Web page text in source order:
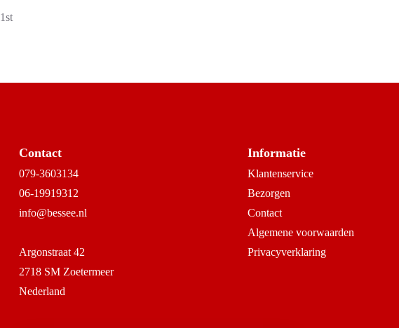
1st
Contact
079-3603134
06-19919312
info@bessee.nl
Argonstraat 42
2718 SM Zoetermeer
Nederland
Informatie
Klantenservice
Bezorgen
Contact
Algemene voorwaarden
Privacyverklaring